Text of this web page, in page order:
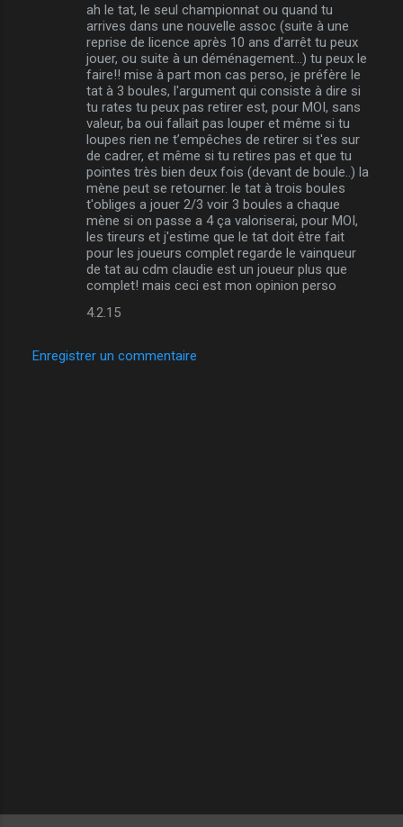
ah le tat, le seul championnat ou quand tu
arrives dans une nouvelle assoc (suite à une
reprise de licence après 10 ans d’arrêt tu peux
jouer, ou suite à un déménagement...) tu peux le
faire!! mise à part mon cas perso, je préfère le
tat à 3 boules, l'argument qui consiste à dire si
tu rates tu peux pas retirer est, pour MOI, sans
valeur, ba oui fallait pas louper et même si tu
loupes rien ne t’empêches de retirer si t'es sur
de cadrer, et même si tu retires pas et que tu
pointes très bien deux fois (devant de boule..) la
mène peut se retourner. le tat à trois boules
t'obliges a jouer 2/3 voir 3 boules a chaque
mène si on passe a 4 ça valoriserai, pour MOI,
les tireurs et j'estime que le tat doit être fait
pour les joueurs complet regarde le vainqueur
de tat au cdm claudie est un joueur plus que
complet! mais ceci est mon opinion perso
4.2.15
Enregistrer un commentaire